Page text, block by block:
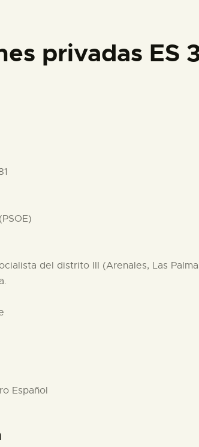
privadas ES
del distrito III (Arenales, Las
Español